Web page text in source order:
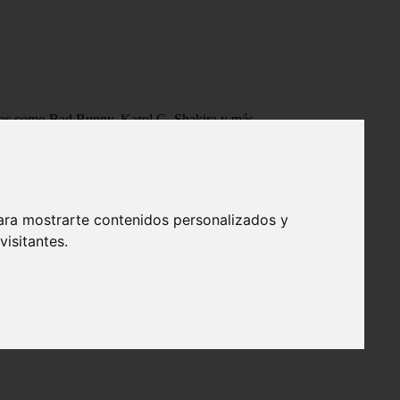
mostrarte contenidos personalizados y
como Bad Bunny, Karol G, Shakira y más.